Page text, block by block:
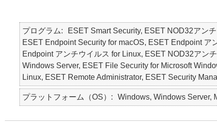
プログラム
ESET Smart Security, ESET NOD32アン
ESET Endpoint Security for macOS, ESET Endpoint
Endpoint アンチウイルス for Linux, ESET NOD32アン
Windows Server, ESET File Security for Microsoft
Linux, ESET Remote Administrator, ESET Security
プラットフォーム（OS） Windows, Windows Server,